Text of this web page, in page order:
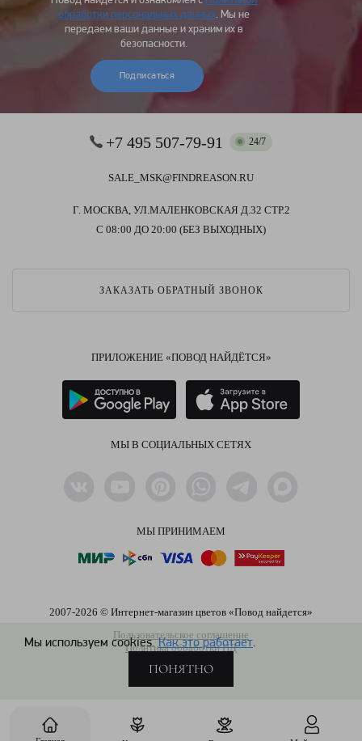
Мы используем cookies.Как это работает.
ПОНЯТНО
обработки персональных данных. Мы не
передаем ваши данные и храним их в
безопасности.
Подписаться
+7 495 507-79-91 24/7
SALE_MSK@FINDREASON.RU
Г. МОСКВА, УЛ.МАЛЕНКОВСКАЯ Д.32 СТР.2
С 08:00 ДО 20:00 (БЕЗ ВЫХОДНЫХ)
ЗАКАЗАТЬ ОБРАТНЫЙ ЗВОНОК
ПРИЛОЖЕНИЕ «ПОВОД НАЙДЁТСЯ»
МЫ В СОЦИАЛЬНЫХ СЕТЯХ
МЫ ПРИНИМАЕМ
2007-2026 © Интернет-магазин цветов «Повод найдется»
Пользовательское соглашение
Политика обработки ПД